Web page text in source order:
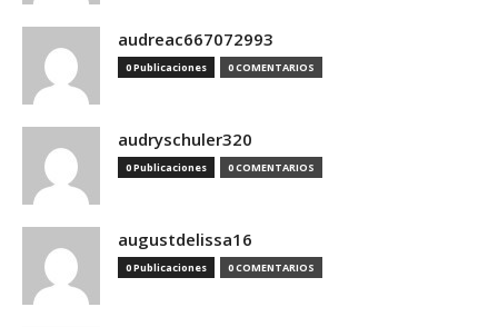
audreac667072993
0 Publicaciones 0 COMENTARIOS
audryschuler320
0 Publicaciones 0 COMENTARIOS
augustdelissa16
0 Publicaciones 0 COMENTARIOS